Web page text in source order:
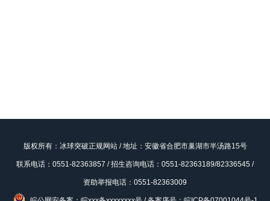
版权所有：冰球突破正规网站 / 地址：安徽省合肥市巢湖市半汤路15号
联系电话：0551-82363857 / 招生咨询电话：0551-82363189/82336545 /
资助举报电话：0551-82363009